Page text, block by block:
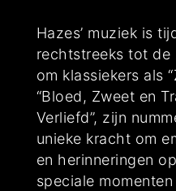
Hazes’ muziek is
rechtstreeks tot de
om klassiekers als
“Bloed, Zweet en
Verliefd”, zijn
unieke kracht om
en herinneringen
speciale